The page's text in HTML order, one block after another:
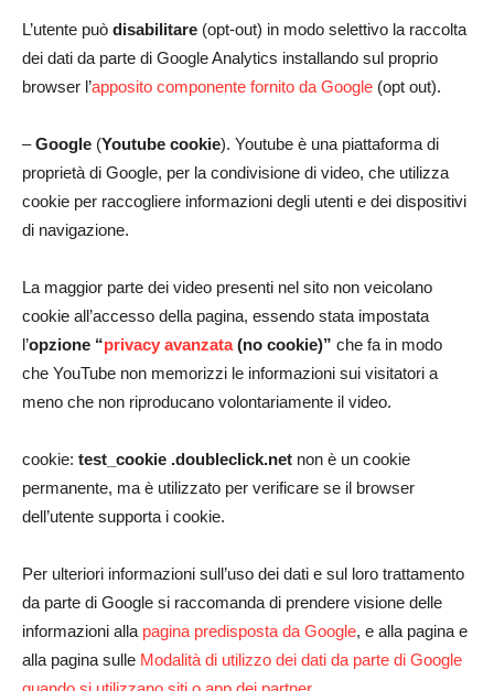
L’utente può disabilitare (opt-out) in modo selettivo la raccolta
dei dati da parte di Google Analytics installando sul proprio
browser l’apposito componente fornito da Google (opt out).
–Google (Youtube cookie). Youtube è una piattaforma di
proprietà di Google, per la condivisione di video, che utilizza
cookie per raccogliere informazioni degli utenti e dei dispositivi
di navigazione.
La maggior parte dei video presenti nel sito non veicolano
cookie all’accesso della pagina, essendo stata impostata
l’opzione “privacy avanzata(no cookie)” che fa in modo
che YouTube non memorizzi le informazioni sui visitatori a
meno che non riproducano volontariamente il video.
cookie: test_cookie .doubleclick.net non è un cookie
permanente, ma è utilizzato per verificare se il browser
dell’utente supporta i cookie.
Per ulteriori informazioni sull’uso dei dati e sul loro trattamento
da parte di Google si raccomanda di prendere visione delle
informazioni alla pagina predisposta da Google, e alla pagina e
alla pagina sulle Modalità di utilizzo dei dati da parte di Google